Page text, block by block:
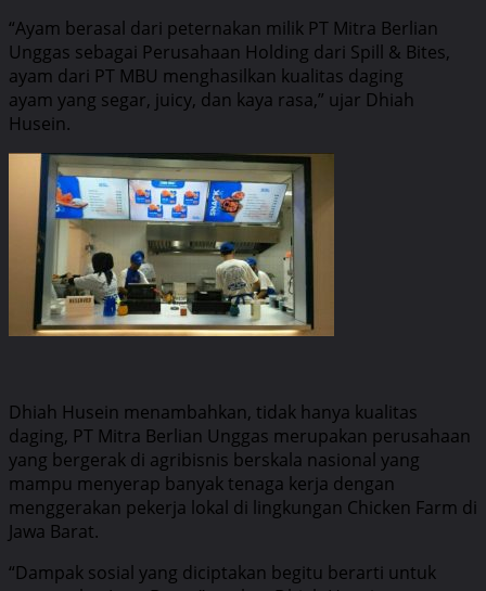
“Ayam berasal dari peternakan milik PT Mitra Berlian
Unggas sebagai Perusahaan Holding dari Spill & Bites,
ayam dari PT MBU menghasilkan kualitas daging
ayam yang segar, juicy, dan kaya rasa,” ujar Dhiah
Husein.
Dhiah Husein menambahkan, tidak hanya kualitas
daging, PT Mitra Berlian Unggas merupakan perusahaan
yang bergerak di agribisnis berskala nasional yang
mampu menyerap banyak tenaga kerja dengan
menggerakan pekerja lokal di lingkungan Chicken Farm di
Jawa Barat.
“Dampak sosial yang diciptakan begitu berarti untuk